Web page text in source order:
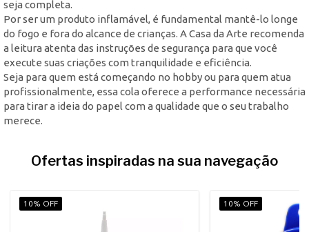
seja completa.
Por ser um produto inflamável, é fundamental mantê-lo longe
do fogo e fora do alcance de crianças. A Casa da Arte recomenda
a leitura atenta das instruções de segurança para que você
execute suas criações com tranquilidade e eficiência.
Seja para quem está começando no hobby ou para quem atua
profissionalmente, essa cola oferece a performance necessária
para tirar a ideia do papel com a qualidade que o seu trabalho
merece.
Ofertas inspiradas na sua navegação
10% OFF 10% OFF